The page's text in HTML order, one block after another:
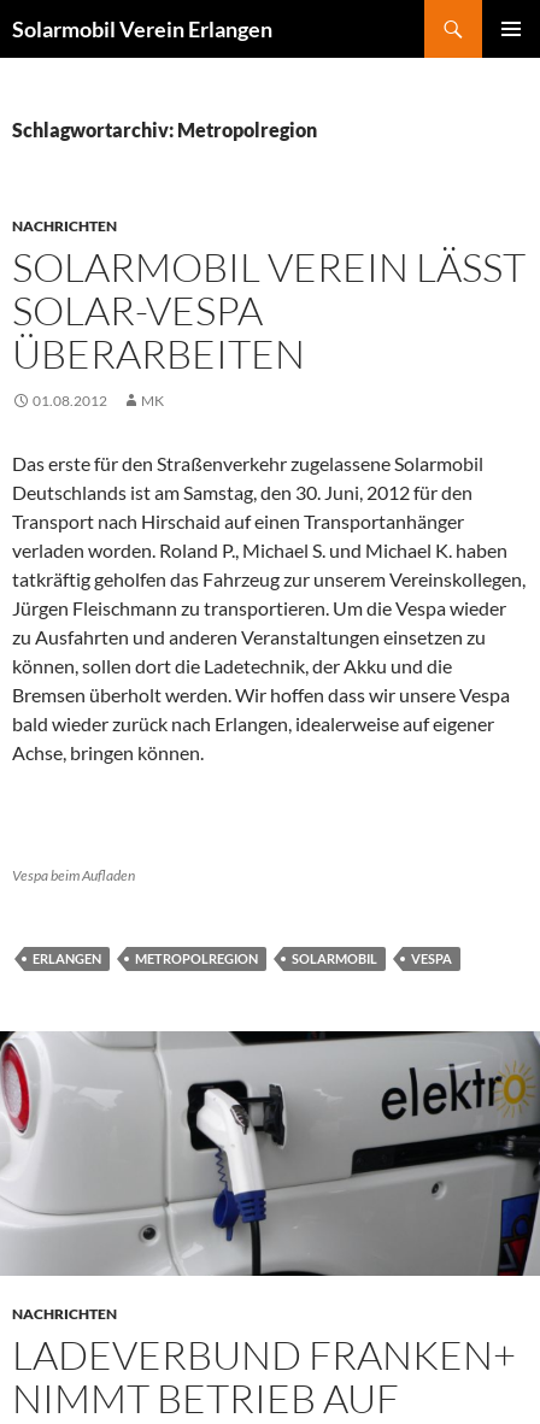
Inhalt
Solarmobil Verein Erlangen
Schlagwortarchiv: Metropolregion
NACHRICHTEN
SOLARMOBIL VEREIN LÄSST
SOLAR-VESPA
ÜBERARBEITEN
01.08.2012 MK
Das erste für den Straßenverkehr zugelassene Solarmobil
Deutschlands ist am Samstag, den 30. Juni, 2012 für den
Transport nach Hirschaid auf einen Transportanhänger
verladen worden. Roland P., Michael S. und Michael K. haben
tatkräftig geholfen das Fahrzeug zur unserem Vereinskollegen,
Jürgen Fleischmann zu transportieren. Um die Vespa wieder
zu Ausfahrten und anderen Veranstaltungen einsetzen zu
können, sollen dort die Ladetechnik, der Akku und die
Bremsen überholt werden. Wir hoffen dass wir unsere Vespa
bald wieder zurück nach Erlangen, idealerweise auf eigener
Achse, bringen können.
Vespa beim Aufladen
ERLANGEN METROPOLREGION SOLARMOBIL VESPA
NACHRICHTEN
LADEVERBUND FRANKEN+
NIMMT BETRIEB AUF